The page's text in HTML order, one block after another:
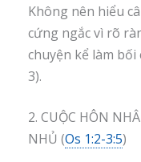
Không nên hiểu
cứng ngắc vì rõ
chuyện kể làm
3).
2. CUỘC HÔN
NHỦ (Os 1:2-3:5)